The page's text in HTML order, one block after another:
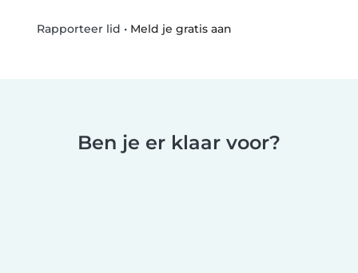
Rapporteer lid • Meld je gratis aan
Ben je er klaar voor?